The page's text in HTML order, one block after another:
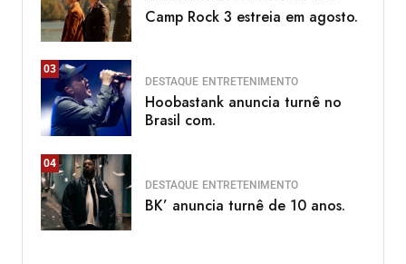
Camp Rock 3 estreia em agosto.
03
DESTAQUE ENTRETENIMENTO
Hoobastank anuncia turnê no
Brasil com.
04
DESTAQUE ENTRETENIMENTO
BK’ anuncia turnê de 10 anos.